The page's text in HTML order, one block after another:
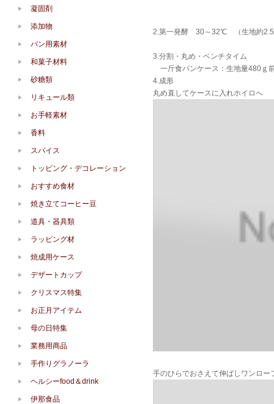
2.第一発酵 30～32℃ （生地約2.5
3.分割・丸め・ベンチタイム
一斤食パンケース：生地量480
4.成形
丸め直してケースに入れホイロへ
手のひらでおさえて伸ばしワンロ
凝固剤
添加物
パン用素材
和菓子材料
砂糖類
リキュール類
お手軽素材
香料
スパイス
トッピング・デコレーション
おすすめ食材
焼き立てコーヒー豆
道具・器具類
ラッピング材
焼成用ケース
デザートカップ
クリスマス特集
お正月アイテム
母の日特集
業務用商品
手作りグラノーラ
ヘルシーfood＆drink
伊那食品